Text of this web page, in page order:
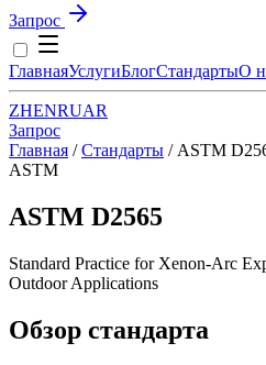
Запрос
ГлавнаяУслугиБлогСтандартыО
ZHENRUAR
Запрос
Главная / Стандарты / ASTM
ASTM
ASTM D2565
Standard Practice for Xenon-Arc
Outdoor Applications
Обзор стандарта